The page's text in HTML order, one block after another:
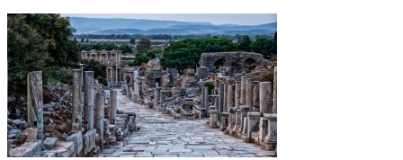
Стамбул
1200₴,
Ізмір
1200₴,
Анкару
1300₴:
дешеві